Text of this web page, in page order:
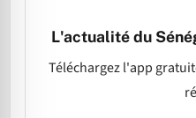
L'actualité du
Téléchargez l'app